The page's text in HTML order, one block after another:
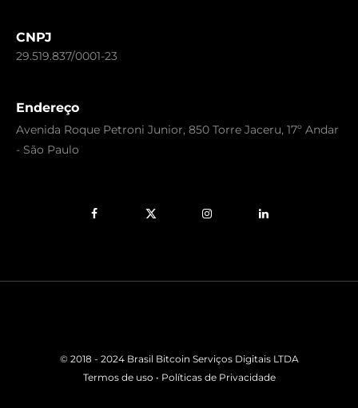
CNPJ
29.519.837/0001-23
Endereço
Avenida Roque Petroni Junior, 850 Torre Jaceru, 17º Andar
- São Paulo
FacebookX
InstagramLinkedIn
© 2018 - 2024 Brasil Bitcoin Serviços Digitais LTDA
Termos de uso • Políticas de Privacidade